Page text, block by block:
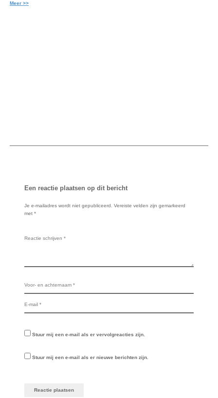
Meer >>
Een reactie plaatsen op dit bericht
Je e-mailadres wordt niet gepubliceerd.
Vereiste velden zijn gemarkeerd
met *
Stuur mij een e-mail als er vervolgreacties zijn.
Stuur mij een e-mail als er nieuwe berichten zijn.